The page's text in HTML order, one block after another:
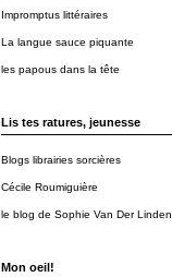
Impromptus littéraires
La langue sauce piquante
les papous dans la tête
Lis tes ratures, jeunesse
Blogs librairies sorcières
Cécile Roumiguière
le blog de Sophie Van Der Linden
Mon oeil!